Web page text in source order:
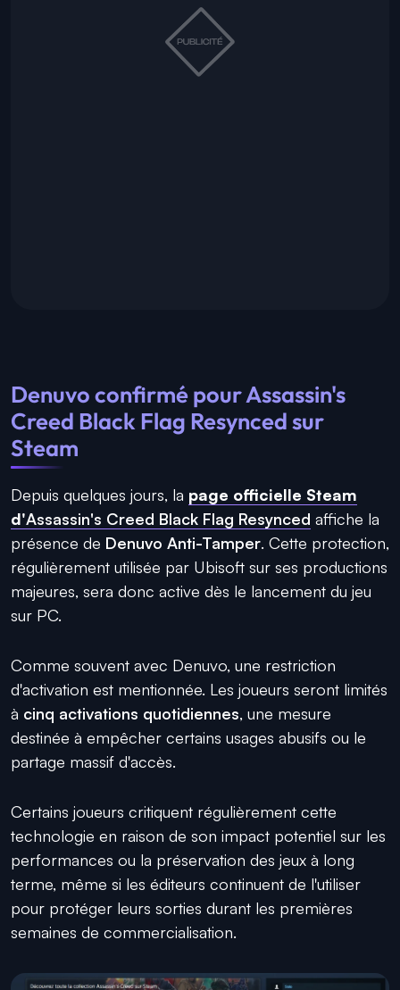
Denuvo confirmé pour Assassin's
Creed Black Flag Resynced sur
Steam
Depuis quelques jours, la page officielle Steam
d'Assassin's Creed Black Flag Resynced affiche la
présence de Denuvo Anti-Tamper. Cette protection,
régulièrement utilisée par Ubisoft sur ses productions
majeures, sera donc active dès le lancement du jeu
sur PC.
Comme souvent avec Denuvo, une restriction
d'activation est mentionnée. Les joueurs seront limités
à cinq activations quotidiennes, une mesure
destinée à empêcher certains usages abusifs ou le
partage massif d'accès.
Certains joueurs critiquent régulièrement cette
technologie en raison de son impact potentiel sur les
performances ou la préservation des jeux à long
terme, même si les éditeurs continuent de l'utiliser
pour protéger leurs sorties durant les premières
semaines de commercialisation.